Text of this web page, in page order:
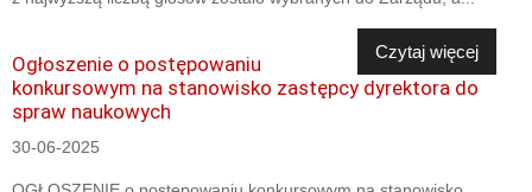
Czytaj więcej
Ogłoszenie o postępowaniu
konkursowym na stanowisko zastępcy dyrektora do
spraw naukowych
30-06-2025